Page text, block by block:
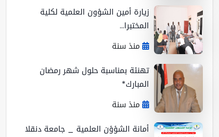
زيارة أمين الشؤون العلمية لكلية
المختبرا...
منذ سنة
تهنئة بمناسبة حلول شهر رمضان
المبارك*
منذ سنة
أمانة الشؤؤن العلمية _ جامعة دنقلا